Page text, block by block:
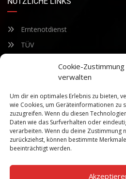
Cookie-Zustimmung
verwalten
Um dir ein optimales Erlebnis zu bieten,
wie Cookies, um Geräteinformationen zu
zuzugreifen. Wenn du diesen
Daten wie das Surfverhalten oder
verarbeiten. Wenn du deine Zustimmung
zurückziehst, können bestimmte
beeinträchtigt werden.
Erntenotdienst
TÜV
Bleiben Sie auf dem Laufenden über
weiterentwickelnden
Geben Sie Ihre E-Mail-Adresse ein
Newsletter.